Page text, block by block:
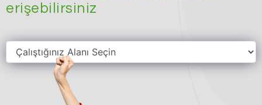
erişebilirsiniz